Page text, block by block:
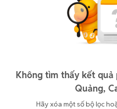
Không tìm thấy kết quả
Quảng,
Hãy xóa một số bộ lọc